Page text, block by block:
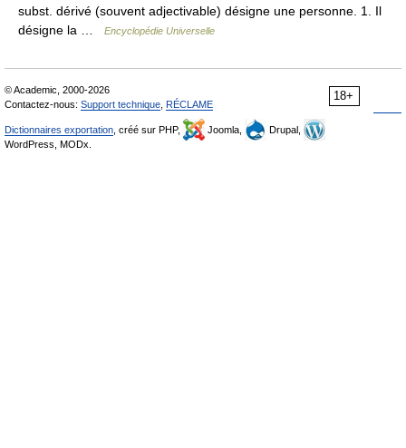
subst. dérivé (souvent adjectivable) désigne une personne. 1. Il
désigne la …
Encyclopédie Universelle
18+
© Academic, 2000-2026
Contactez-nous: Support technique RÉCLAME
Dictionnaires exportation , créé sur PHP, Joomla,
Drupal,
WordPress, MODx.